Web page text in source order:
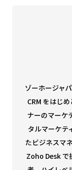
ゾーホージャ
CRM をはじ
ナーのマーケ
タルマーケテ
たビジネスマ
Zoho Desk で